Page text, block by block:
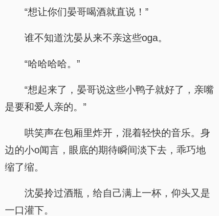
“想让你们晏哥喝酒就直说！”
谁不知道沈晏从来不亲这些oga。
“哈哈哈哈。”
“想起来了，晏哥说这些小鸭子就好了，亲嘴
是要和爱人亲的。”
哄笑声在包厢里炸开，混着轻快的音乐。身
边的小o闻言，眼底的期待瞬间淡下去，乖巧地
缩了缩。
沈晏拎过酒瓶，给自己满上一杯，仰头又是
一口灌下。